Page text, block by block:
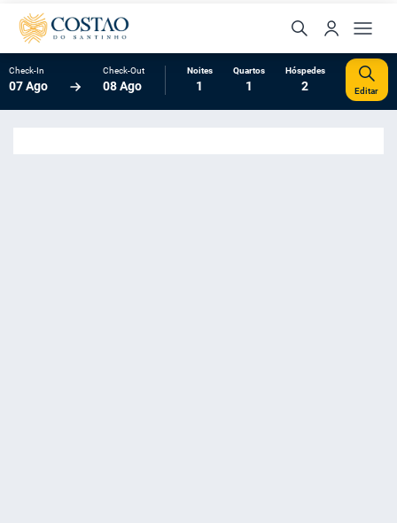
Check-In
07 Ago
Check-Out
08 Ago
Noites
1
Quartos
1
Hóspedes
2 Editar